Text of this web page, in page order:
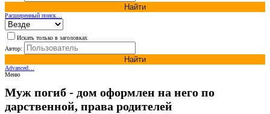
Найти
Расширенный поиск…
Искать только в заголовках
Автор:
Найти
Advanced…
Меню
Муж погиб - дом оформлен на него по
дарственной, права родителей